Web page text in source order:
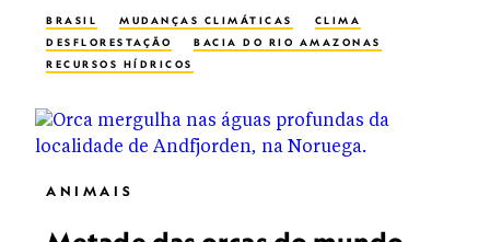
BRASIL MUDANÇAS CLIMÁTICAS
CLIMA
DESFLORESTAÇÃO
BACIA DO RIO AMAZONAS
RECURSOS HÍDRICOS
ANIMAIS